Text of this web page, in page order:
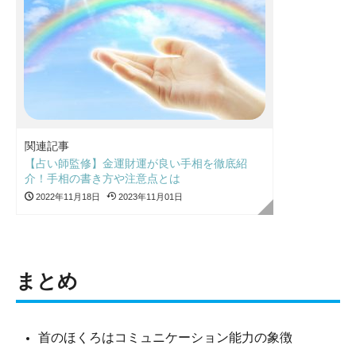
関連記事
【占い師監修】金運財運が良い手相を徹底紹
介！手相の書き方や注意点とは
2022年11月18日 2023年11月01日
まとめ
首のほくろはコミュニケーション能力の象徴